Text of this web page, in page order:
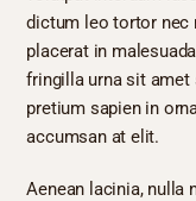
dictum leo tortor nec
placerat in
fringilla urna sit
pretium sapien in
accumsan at elit.
Aenean lacinia, nulla